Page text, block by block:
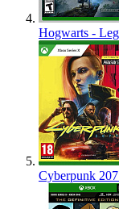
Hogwarts -
Cyberpunk